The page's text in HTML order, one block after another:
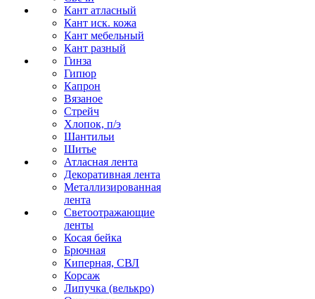
Кант атласный
Кант иск. кожа
Кант мебельный
Кант разный
Гинза
Гипюр
Капрон
Вязаное
Стрейч
Хлопок, п/э
Шантильи
Шитье
Атласная лента
Декоративная лента
Металлизированная
лента
Светоотражающие
ленты
Косая бейка
Брючная
Киперная, СВЛ
Корсаж
Липучка (велькро)